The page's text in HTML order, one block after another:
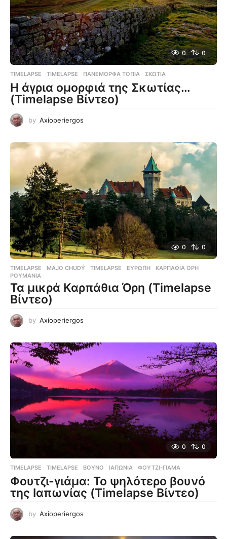
0 0
TIMELAPSE TIMELAPSE ,ΠΑΝΈΜΟΡΦΑ ΤΟΠΊΑ ,ΣΚΩΤΊΑ
Η άγρια ομορφιά της Σκωτίας…
(Timelapse Βίντεο)
by Axioperiergos
0 0
TIMELAPSE MAJO CHUDÝ ,TIMELAPSE ,ΕΥΡΏΠΗ ,ΚΑΡΠΆΘΙΑ ΌΡΗ
ΡΟΥΜΑΝΊΑ
Τα μικρά Καρπάθια Όρη (Timelapse
Βίντεο)
by Axioperiergos
0 0
TIMELAPSE TIMELAPSE ,ΒΟΥΝΌ ,ΙΑΠΩΝΊΑ ,ΦΟΥΤΖΙ-ΓΙΆΜΑ
Φουτζι-γιάμα: Το ψηλότερο βουνό
της Ιαπωνίας (Timelapse Βίντεο)
by Axioperiergos